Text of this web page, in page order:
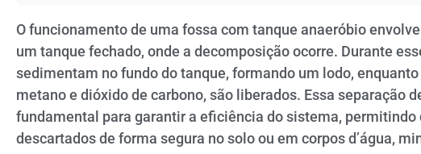
O funcionamento de uma fossa com tanque anaeróbio
um tanque fechado, onde a decomposição ocorre. Durante
sedimentam no fundo do tanque, formando um lodo,
metano e dióxido de carbono, são liberados. Essa separação
fundamental para garantir a eficiência do sistema,
descartados de forma segura no solo ou em corpos d’água,